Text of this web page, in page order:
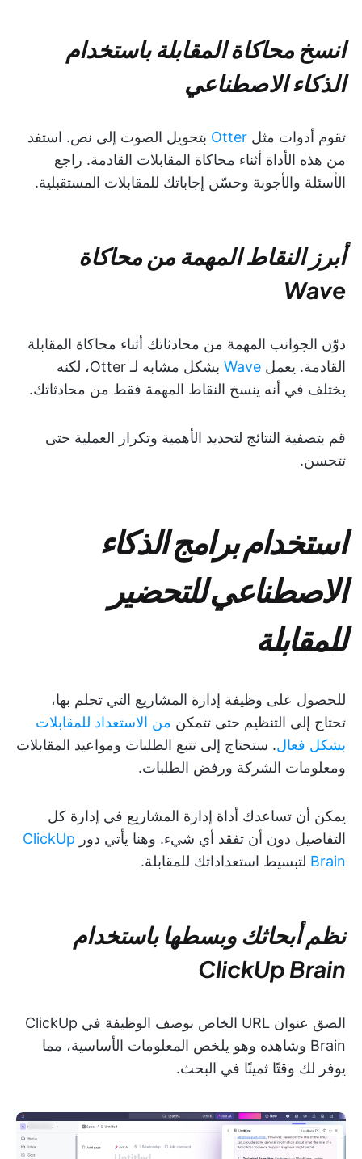
انسخ محاكاة المقابلة باستخدام
الذكاء الاصطناعي
تقوم أدوات مثل Otter بتحويل الصوت إلى نص. استفد
من هذه الأداة أثناء محاكاة المقابلات القادمة. راجع
الأسئلة والأجوبة وحسّن إجاباتك للمقابلات المستقبلية.
أبرز النقاط المهمة من محاكاة
Wave
دوّن الجوانب المهمة من محادثاتك أثناء محاكاة المقابلة
القادمة. يعمل Wave
بشكل مشابه لـ Otter، لكنه
يختلف في أنه ينسخ النقاط المهمة فقط من محادثاتك.
قم بتصفية النتائج لتحديد الأهمية وتكرار العملية حتى
تتحسن.
استخدام برامج الذكاء
الاصطناعي للتحضير
للمقابلة
للحصول على وظيفة إدارة المشاريع التي تحلم بها،
تحتاج إلى التنظيم حتى تتمكن من الاستعداد للمقابلات
بشكل فعال. ستحتاج إلى تتبع الطلبات ومواعيد المقابلات
ومعلومات الشركة ورفض الطلبات.
يمكن أن تساعدك أداة إدارة المشاريع في إدارة كل
التفاصيل دون أن تفقد أي شيء. وهنا يأتي دور ClickUp
Brain لتبسيط استعداداتك للمقابلة.
نظم أبحاثك وبسطها باستخدام
ClickUp Brain
الصق عنوان URL الخاص بوصف الوظيفة في ClickUp
Brain وشاهده وهو يلخص المعلومات الأساسية، مما
يوفر لك وقتًا ثمينًا في البحث.